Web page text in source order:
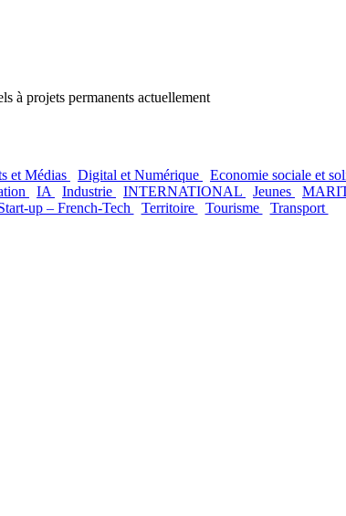
à projets permanents actuellement
et Médias Digital et Numérique Economie sociale et
IA Industrie INTERNATIONAL Jeunes
up – French-Tech Territoire Tourisme Transport